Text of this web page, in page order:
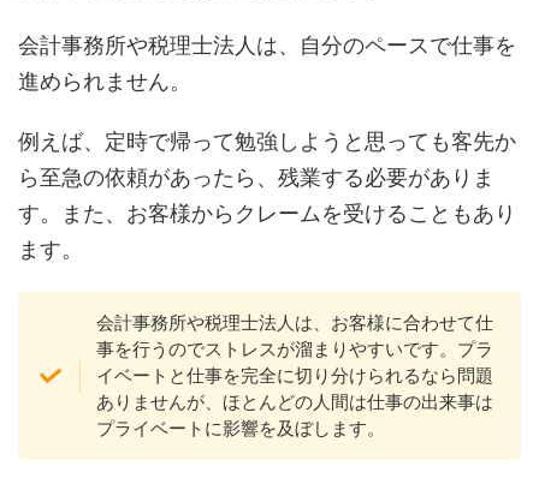
会計事務所や税理士法人は、自分のペースで仕事を
進められません。
例えば、定時で帰って勉強しようと思っても客先か
ら至急の依頼があったら、残業する必要がありま
す。また、お客様からクレームを受けることもあり
ます。
会計事務所や税理士法人は、お客様に合わせて仕
事を行うのでストレスが溜まりやすいです。プラ
イベートと仕事を完全に切り分けられるなら問題
ありませんが、ほとんどの人間は仕事の出来事は
プライベートに影響を及ぼします。